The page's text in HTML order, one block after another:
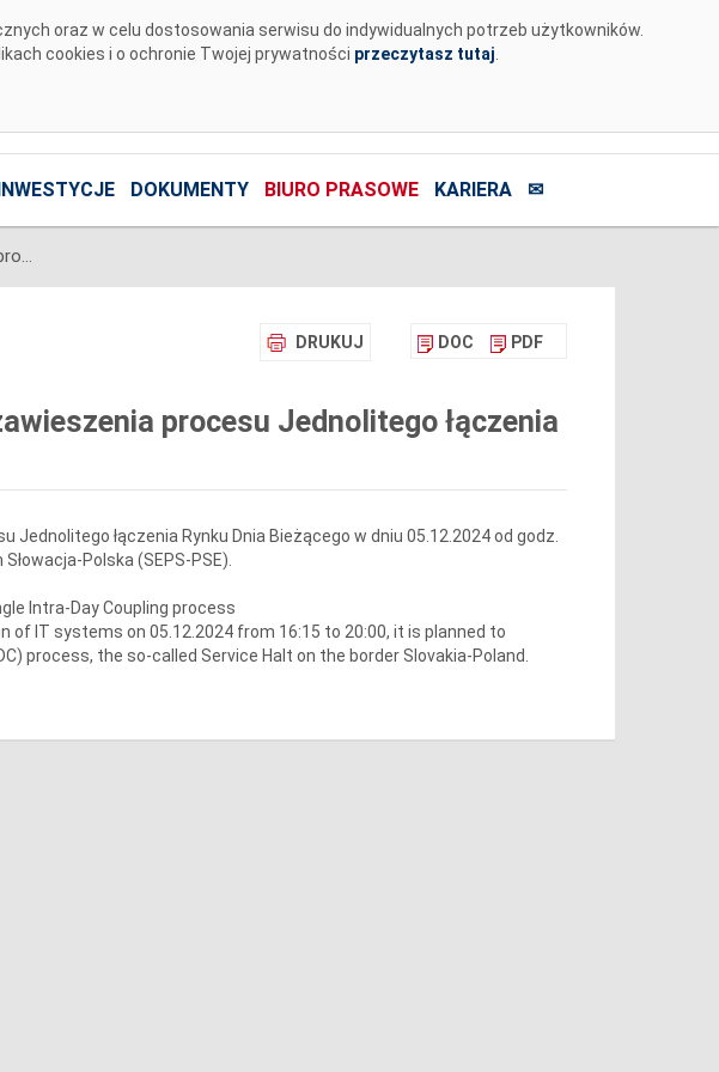
oraz w celu dostosowania serwisu do indywidualnych potrzeb użytkowników.
cookies i o ochronie Twojej prywatności przeczytasz tutaj
DOKUMENTY BIURO PRASOWE KARIERA ✉
Komunikat OSP dotyczący zawieszenia procesu Jednolitego łączenia Rynku Dnia Bieżącego
DRUKUJ DOC PDF
procesu Jednolitego łączenia
łączenia Rynku Dnia Bieżącego w dniu 05.12.2024 od godz.
Polska (SEPS-PSE).
Intra-Day Coupling process
IT systems on 05.12.2024 from 16:15 to 20:00, it is planned to
process, the so-called Service Halt on the border Slovakia-Poland.